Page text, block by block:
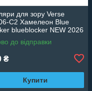
для зору Verse
C2 Хамелеон Blue
blueblocker NEW 2026
до відправки
₴
Купити